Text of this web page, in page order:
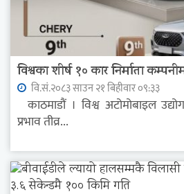
विश्वका शीर्ष १० कार निर्माता
वि.सं.२०८३ साउन २१ बिहीवार ०९:३३
काठमाडौं । विश्व अटोमोबाइल
प्रभाव तीव्र...